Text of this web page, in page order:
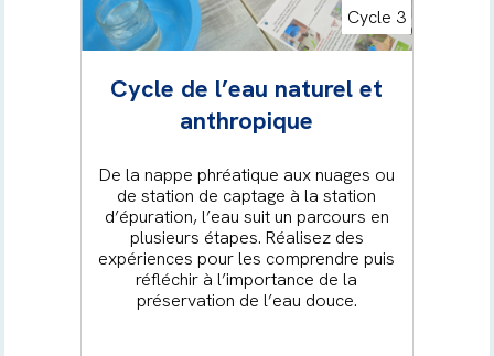
Cycle 3
Cycle de l’eau naturel et
anthropique
De la nappe phréatique aux nuages ou
de station de captage à la station
d’épuration, l’eau suit un parcours en
plusieurs étapes. Réalisez des
expériences pour les comprendre puis
réfléchir à l’importance de la
préservation de l’eau douce.